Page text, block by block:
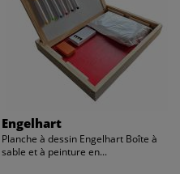
Engelhart
Planche à dessin Engelhart Boîte à
sable et à peinture en...